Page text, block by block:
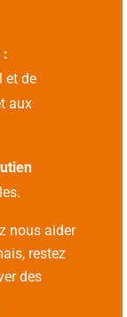
:
et de
aux
nous aider
restez
des